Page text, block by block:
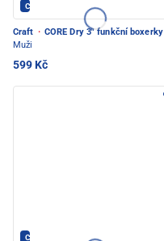
CRAFT - PEC POD SNĚŽKOU
Craft · CORE Dry 3" funkční boxerky
Muži
599 Kč
CRAFT - PEC POD SNĚŽKOU